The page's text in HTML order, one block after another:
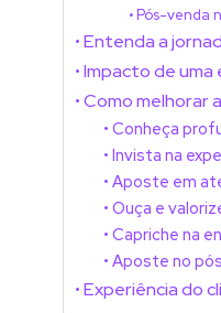
Pós-venda
Entenda a
Impacto de uma
Como melhorar
Conheça
Invista na
Aposte em
Ouça e
Capriche na
Aposte no
Experiência do